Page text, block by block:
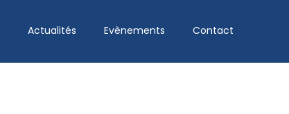
Actualités Evènements Contact